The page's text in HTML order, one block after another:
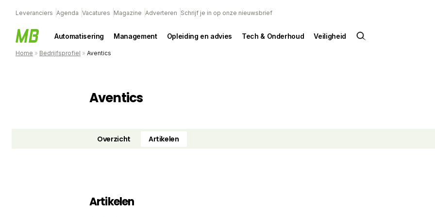
Leveranciers Agenda Vacatures Magazine Adverteren Schrijf je in op onze nieuwsbrief
Automatisering Management Opleiding en advies Tech & Onderhoud Veiligheid
Home » Bedrijfsprofiel » Aventics
Aventics
Overzicht Artikelen
Artikelen